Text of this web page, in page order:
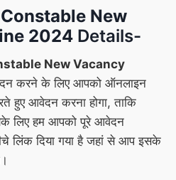
New
2024 Details-
New Vacancy
करने के लिए आपको ऑनलाइन
हुए आवेदन करना होगा, ताकि
लिए हम आपको पूरे आवेदन
लिंक दिया गया है जहां से आप इसके